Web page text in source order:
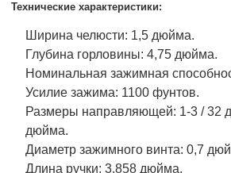
Технические характеристики:
Ширина челюсти: 1,5 дюйма.
Глубина горловины: 4,75 дюйма.
Номинальная зажимная
Усилие зажима: 1100 фунтов.
Размеры направляющей: 1-3 / 32
дюйма.
Диаметр зажимного винта: 0,7
Длина ручки: 3,858 дюйма.